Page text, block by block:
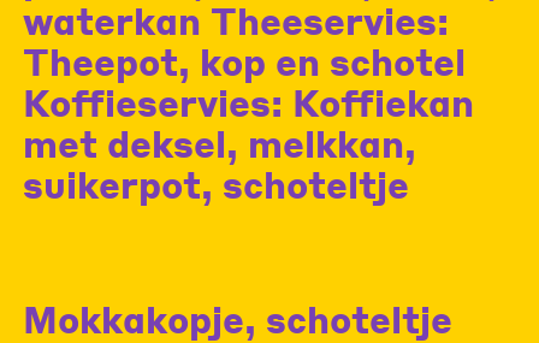
waterkan Theeservies:
Theepot, kop en schotel
Koffieservies: Koffiekan
met deksel, melkkan,
suikerpot, schoteltje
Mokkakopje, schoteltje